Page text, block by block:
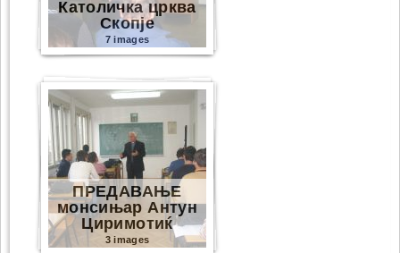
Католичка црква
Скопје
7 images
ПРЕДАВАЊЕ
монсињар Антун
Циримотиќ
3 images